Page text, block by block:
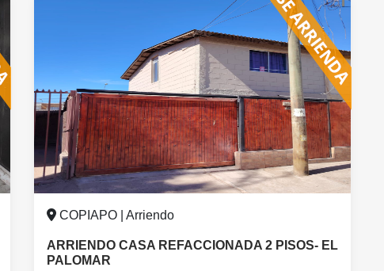
COPIAPO | Arriendo
ARRIENDO CASA REFACCIONADA 2 PISOS- EL
PALOMAR